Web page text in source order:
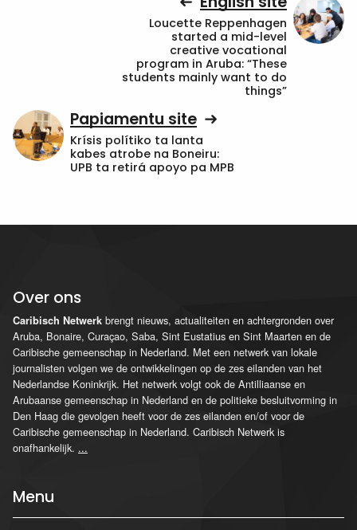
Loucette Reppenhagen
started a mid-level
creative vocational
program in Aruba: “These
students mainly want to do
things”
Papiamentu site
Krísis polítiko ta lanta
kabes atrobe na Boneiru:
UPB ta retirá apoyo pa MPB
Over ons
Caribisch Netwerk brengt nieuws, actualiteiten en achtergronden over
Aruba, Bonaire, Curaçao, Saba, Sint Eustatius en Sint Maarten en de
Caribische gemeenschap in Nederland. Met een netwerk van lokale
journalisten volgen we de ontwikkelingen op de zes eilanden van het
Nederlandse Koninkrijk. Het netwerk volgt ook de Antilliaanse en
Arubaanse gemeenschap in Nederland en de politieke besluitvorming in
Den Haag die gevolgen heeft voor de zes eilanden en/of voor de
Caribische gemeenschap in Nederland. Caribisch Netwerk is
onafhankelijk. ...
Menu